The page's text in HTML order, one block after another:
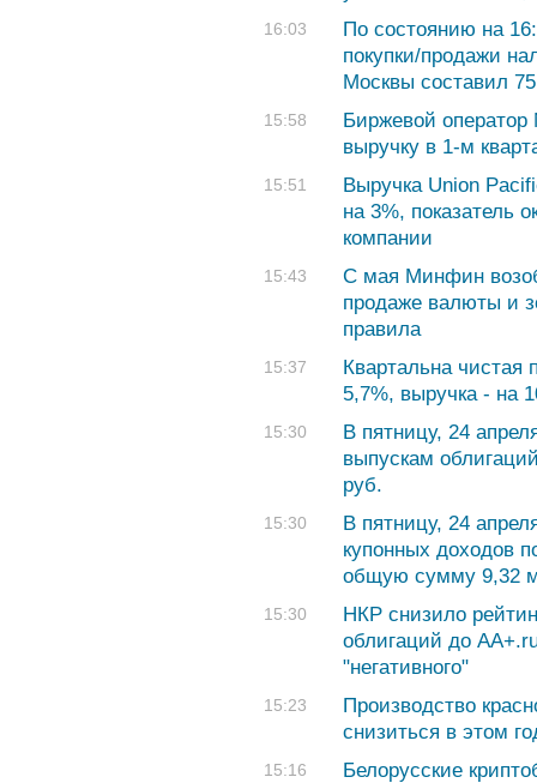
16:03
По состоянию на
покупки/продажи
Москвы составил
15:58
Биржевой оператор
выручку в 1-м
15:51
Выручка Union
на 3%, показатель
компании
15:43
С мая Минфин
продаже валюты и
правила
15:37
Квартальна
5,7%, выручка - на
15:30
В пятницу, 24
выпускам
руб.
15:30
В пятницу, 24
купонных доходов
общую сумму 9,32
15:30
НКР снизило
облигаций до
"негативного"
15:23
Производство
снизиться в этом
15:16
Белорусские